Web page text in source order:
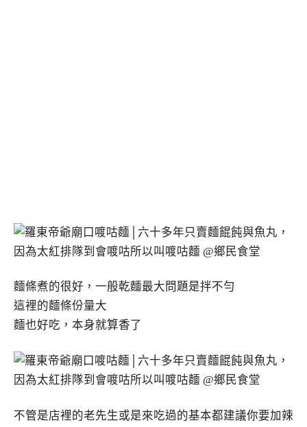
麵條煮的很好，一般乾麵最大問題是拌不勻
這裡的麵條份量大
麵也好吃，本身就算香了
不管是店裡的老先生或是來吃過的基本都建議你要加辣